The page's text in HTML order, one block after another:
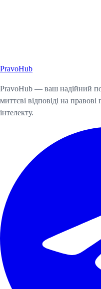
Почати консультацію
PravoHub
PravoHub — ваш надійний
миттєві відповіді на
інтелекту.